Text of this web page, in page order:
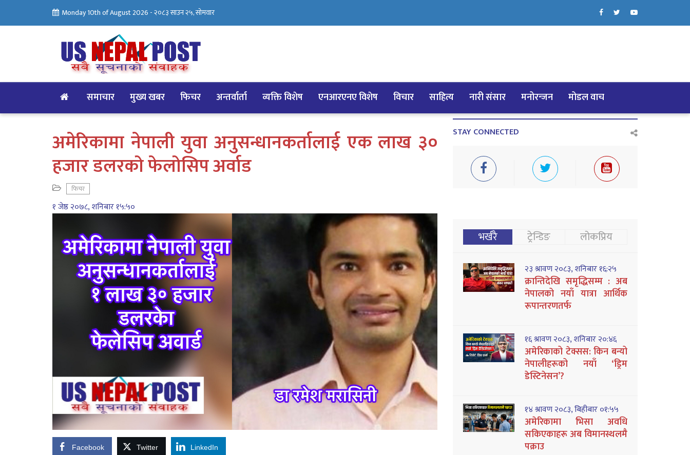
Monday 10th of August 2026 -२०८३ साउन २५, सोमवार
समाचार मुख्य खबर फिचर अन्तर्वार्ता व्यक्ति विशेष एनआरएनए विशेष विचार साहित्य नारी संसार मनोरन्जन मोडल वाच
अमेरिकामा नेपाली युवा अनुसन्धानकर्तालाई एक लाख ३०
हजार डलरको फेलोसिप अर्वाड
फिचर
१ जेष्ठ २०७८, शनिबार १५:५०
Facebook Twitter LinkedIn
STAY CONNECTED
भर्खरै ट्रेन्डिङ लोकप्रिय
२३ श्रावण २०८३, शनिबार १६:२५
क्रान्तिदेखि समृद्धिसम्म : अब
नेपालको नयाँ यात्रा आर्थिक
रूपान्तरणतर्फ
१६ श्रावण २०८३, शनिबार २०:४६
अमेरिकाको टेक्सस: किन बन्यो
नेपालीहरूको नयाँ ‘ड्रिम
डेस्टिनेसन’?
१४ श्रावण २०८३, बिहीबार ०१:५५
अमेरिकामा भिसा अवधि
सकिएकाहरू अब विमानस्थलमै
पक्राउ